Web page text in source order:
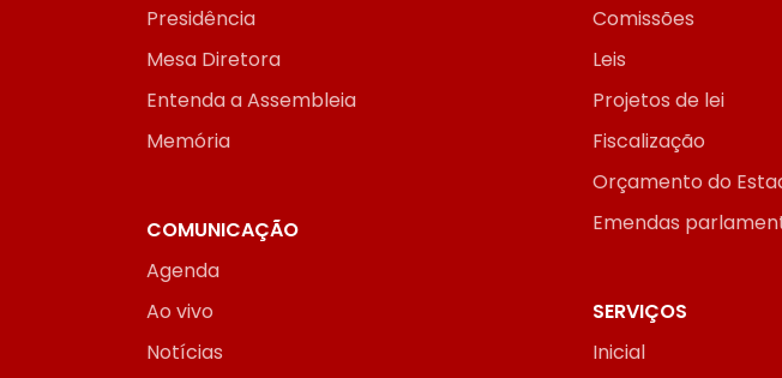
Presidência
Mesa Diretora
Entenda a Assembleia
Memória
Comissões
Leis
Projetos de lei
Fiscalização
Orçamento do
Emendas
COMUNICAÇÃO
Agenda
Ao vivo
Notícias
SERVIÇOS
Inicial